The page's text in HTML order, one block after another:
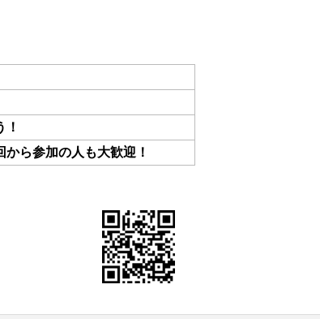
ら参加の人も大歓迎！